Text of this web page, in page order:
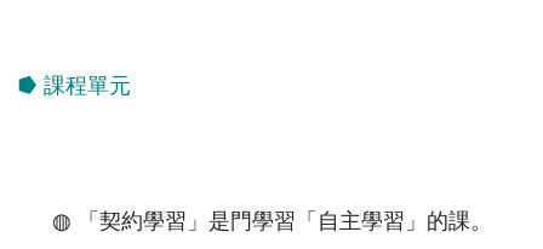
⭓ 課程單元
◍ 「契約學習」是門學習「自主學習」的課。